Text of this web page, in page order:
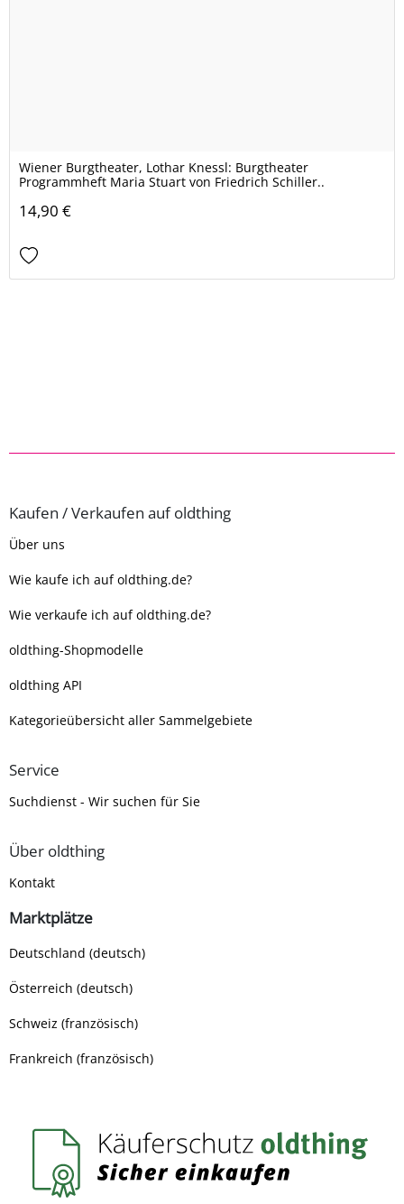
Wiener Burgtheater, Lothar Knessl: Burgtheater
Programmheft Maria Stuart von Friedrich Schiller..
14,90 €
Kaufen / Verkaufen auf oldthing
Über uns
Wie kaufe ich auf oldthing.de?
Wie verkaufe ich auf oldthing.de?
oldthing-Shopmodelle
oldthing API
Kategorieübersicht aller Sammelgebiete
Service
Suchdienst - Wir suchen für Sie
Über oldthing
Kontakt
Marktplätze
Deutschland (deutsch)
Österreich (deutsch)
Schweiz (französisch)
Frankreich (französisch)